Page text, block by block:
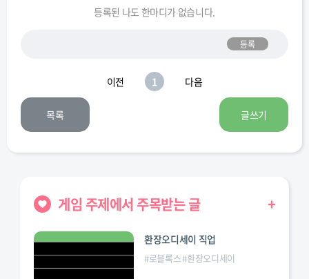
등록된 나도 한마디가 없습니다.
등록
이전 1 다음
목록 글쓰기
게임 주제에서 주목받는 글 +
환장오디세이 직업
#로블록스#환장오디세이